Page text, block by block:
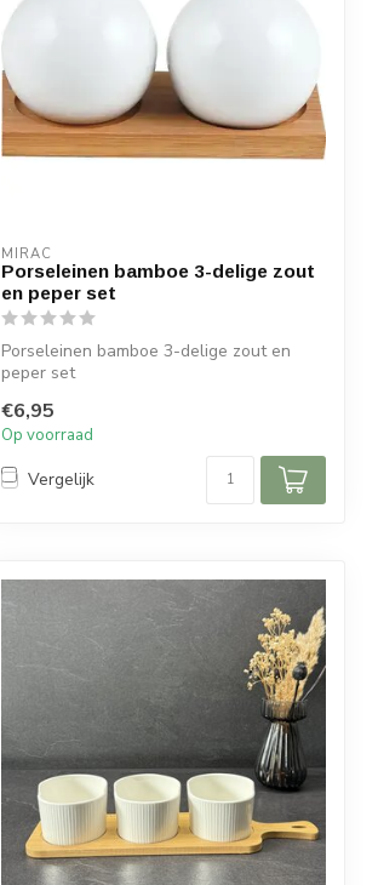
MIRAC
Porseleinen bamboe 3-delige zout
en peper set
Porseleinen bamboe 3-delige zout en
peper set
Afmetingen
Diameter zoutstel: ...
€6,95
Op voorraad
Vergelijk